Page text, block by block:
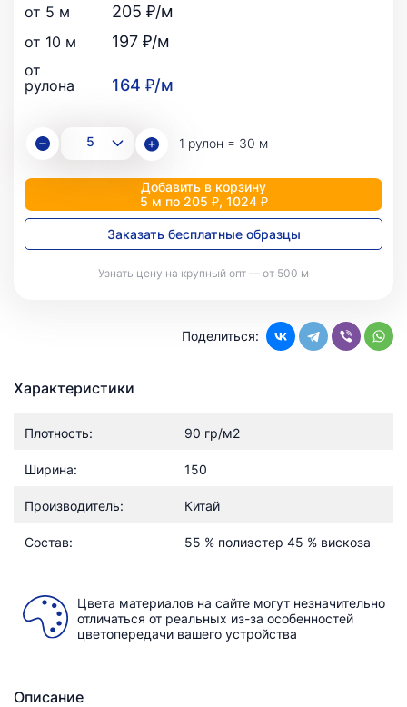
от 5 м 205 ₽/м
от 10 м 197 ₽/м
от
рулона
164 ₽/м
1 рулон = 30 м
Добавить в корзину
5 м по 205 ₽, 1024 ₽
Заказать бесплатные образцы
Узнать цену на крупный опт — от 500 м
Поделиться:
Характеристики
Плотность: 90 гр/м2
Ширина: 150
Производитель: Китай
Состав: 55 % полиэстер 45 % вискоза
Цвета материалов на сайте могут незначительно
отличаться от реальных из-за особенностей
цветопередачи вашего устройства
Описание